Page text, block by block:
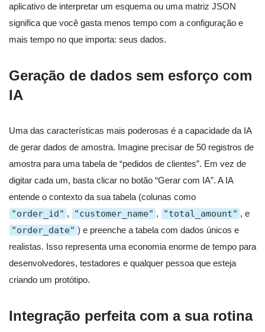
aplicativo de interpretar um esquema ou uma matriz JSON
significa que você gasta menos tempo com a configuração e
mais tempo no que importa: seus dados.
Geração de dados sem esforço com
IA
Uma das características mais poderosas é a capacidade da IA
de gerar dados de amostra. Imagine precisar de 50 registros de
amostra para uma tabela de “pedidos de clientes”. Em vez de
digitar cada um, basta clicar no botão “Gerar com IA”. A IA
entende o contexto da sua tabela (colunas como
"order_id" , "customer_name" , "total_amount" , e
"order_date" ) e preenche a tabela com dados únicos e
realistas. Isso representa uma economia enorme de tempo para
desenvolvedores, testadores e qualquer pessoa que esteja
criando um protótipo.
Integração perfeita com a sua rotina